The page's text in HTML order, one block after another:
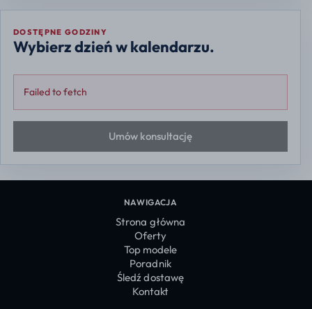
DOSTĘPNE GODZINY
Wybierz dzień w kalendarzu.
Failed to fetch
Umów konsultację
NAWIGACJA
Strona główna
Oferty
Top modele
Poradnik
Śledź dostawę
Kontakt